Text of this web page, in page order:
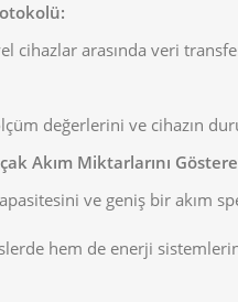
cihazlar arasında veri
değerlerini ve cihazın
Akım Miktarlarını
ve geniş bir akım
hem de enerji